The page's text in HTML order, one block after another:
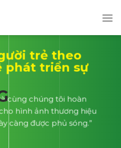
trẻ theo
phát triển sự
cùng chúng tôi hoàn
hình ảnh thương hiệu
càng được phủ sóng.”